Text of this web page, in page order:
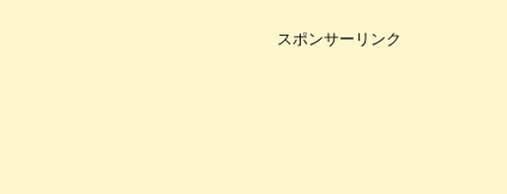
スポンサーリンク